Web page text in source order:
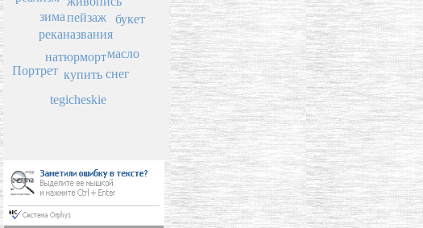
пейзаж
названия
натюрморт
купить
зима букет
масло
река
снег
tegicheskie
Портрет